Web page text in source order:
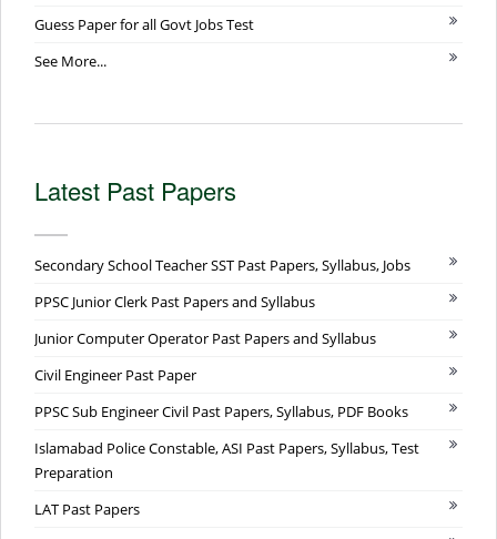
Guess Paper for all Govt Jobs Test
See More...
Latest Past Papers
Secondary School Teacher SST Past Papers, Syllabus, Jobs
PPSC Junior Clerk Past Papers and Syllabus
Junior Computer Operator Past Papers and Syllabus
Civil Engineer Past Paper
PPSC Sub Engineer Civil Past Papers, Syllabus, PDF Books
Islamabad Police Constable, ASI Past Papers, Syllabus, Test
Preparation
LAT Past Papers